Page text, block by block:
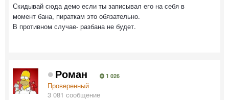
Скидывай сюда демо если ты записывал его на себя в
момент бана, пираткам это обязательно.
В противном случае- разбана не будет.
Роман 1 026
Проверенный
3 081 сообщение